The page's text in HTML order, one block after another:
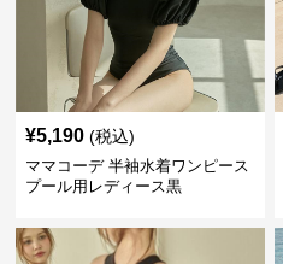
¥5,190 (税込)
ママコーデ 半袖水着ワンピース
プール用レディース黒